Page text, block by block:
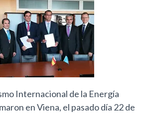
Internacional de la Energía
en Viena, el pasado día 22 de